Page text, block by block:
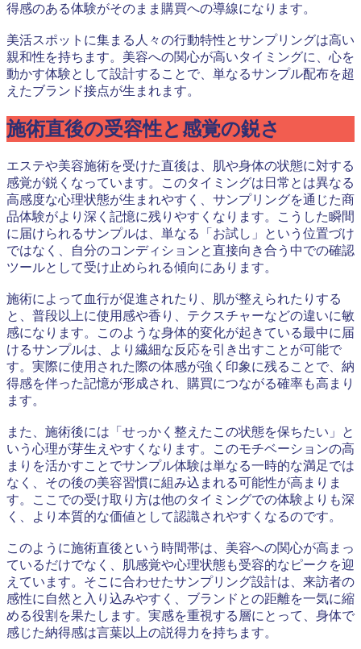
得感のある体験がそのまま購買への導線になります。
美活スポットに集まる人々の行動特性とサンプリングは高い
親和性を持ちます。美容への関心が高いタイミングに、心を
動かす体験として設計することで、単なるサンプル配布を超
えたブランド接点が生まれます。
施術直後の受容性と感覚の鋭さ
エステや美容施術を受けた直後は、肌や身体の状態に対する
感覚が鋭くなっています。このタイミングは日常とは異なる
高感度な心理状態が生まれやすく、サンプリングを通じた商
品体験がより深く記憶に残りやすくなります。こうした瞬間
に届けられるサンプルは、単なる「お試し」という位置づけ
ではなく、自分のコンディションと直接向き合う中での確認
ツールとして受け止められる傾向にあります。
施術によって血行が促進されたり、肌が整えられたりする
と、普段以上に使用感や香り、テクスチャーなどの違いに敏
感になります。このような身体的変化が起きている最中に届
けるサンプルは、より繊細な反応を引き出すことが可能で
す。実際に使用された際の体感が強く印象に残ることで、納
得感を伴った記憶が形成され、購買につながる確率も高まり
ます。
また、施術後には「せっかく整えたこの状態を保ちたい」と
いう心理が芽生えやすくなります。このモチベーションの高
まりを活かすことでサンプル体験は単なる一時的な満足では
なく、その後の美容習慣に組み込まれる可能性が高まりま
す。ここでの受け取り方は他のタイミングでの体験よりも深
く、より本質的な価値として認識されやすくなるのです。
このように施術直後という時間帯は、美容への関心が高まっ
ているだけでなく、肌感覚や心理状態も受容的なピークを迎
えています。そこに合わせたサンプリング設計は、来訪者の
感性に自然と入り込みやすく、ブランドとの距離を一気に縮
める役割を果たします。実感を重視する層にとって、身体で
感じた納得感は言葉以上の説得力を持ちます。